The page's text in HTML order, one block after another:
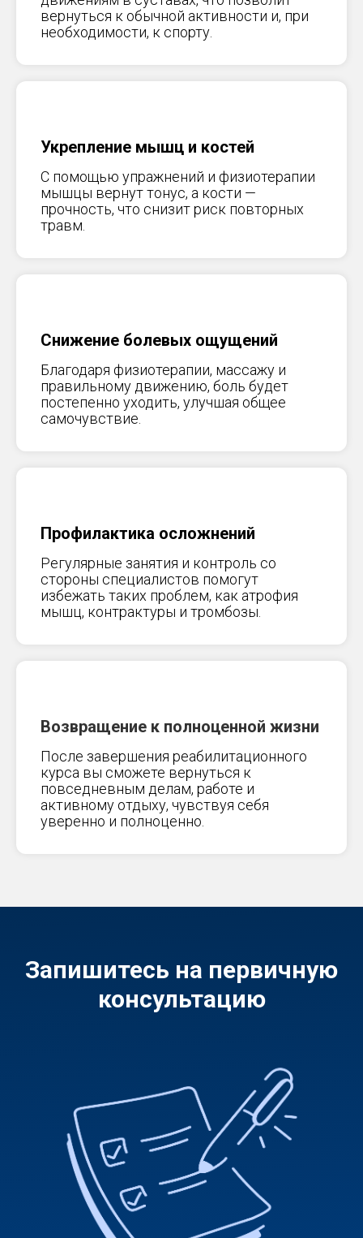
вернуться к обычной активности и, при
необходимости, к спорту.
Укрепление мышц и костей
С помощью упражнений и физиотерапии
мышцы вернут тонус, а кости —
прочность, что снизит риск повторных
травм.
Снижение болевых ощущений
Благодаря физиотерапии, массажу и
правильному движению, боль будет
постепенно уходить, улучшая общее
самочувствие.
Профилактика осложнений
Регулярные занятия и контроль со
стороны специалистов помогут
избежать таких проблем, как атрофия
мышц, контрактуры и тромбозы.
Возвращение к полноценной жизни
После завершения реабилитационного
курса вы сможете вернуться к
повседневным делам, работе и
активному отдыху, чувствуя себя
уверенно и полноценно.
Запишитесь на первичную
консультацию